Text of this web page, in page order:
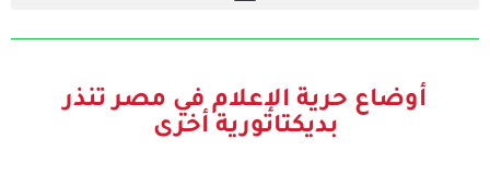
أوضاع حرية الإعلام في مصر تنذر
بديكتاتورية أخرى